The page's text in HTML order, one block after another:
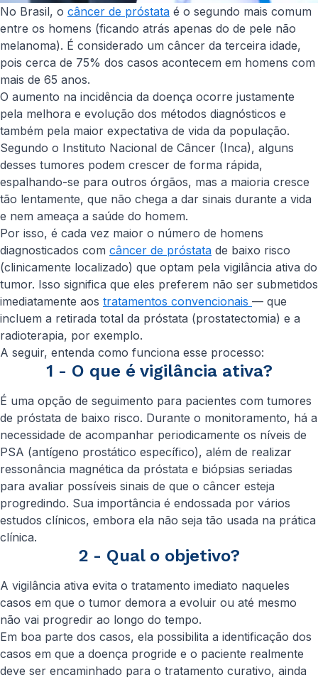
No Brasil, o câncer de próstata é o segundo mais comum
entre os homens (ficando atrás apenas do de pele não
melanoma). É considerado um câncer da terceira idade,
pois cerca de 75% dos casos acontecem em homens com
mais de 65 anos.
O aumento na incidência da doença ocorre justamente
pela melhora e evolução dos métodos diagnósticos e
também pela maior expectativa de vida da população.
Segundo o Instituto Nacional de Câncer (Inca), alguns
desses tumores podem crescer de forma rápida,
espalhando-se para outros órgãos, mas a maioria cresce
tão lentamente, que não chega a dar sinais durante a vida
e nem ameaça a saúde do homem.
Por isso, é cada vez maior o número de homens
diagnosticados com câncer de próstata de baixo risco
(clinicamente localizado) que optam pela vigilância ativa do
tumor. Isso significa que eles preferem não ser submetidos
imediatamente aos tratamentos convencionais — que
incluem a retirada total da próstata (prostatectomia) e a
radioterapia, por exemplo.
A seguir, entenda como funciona esse processo:
1 - O que é vigilância ativa?
É uma opção de seguimento para pacientes com tumores
de próstata de baixo risco. Durante o monitoramento, há a
necessidade de acompanhar periodicamente os níveis de
PSA (antígeno prostático específico), além de realizar
ressonância magnética da próstata e biópsias seriadas
para avaliar possíveis sinais de que o câncer esteja
progredindo. Sua importância é endossada por vários
estudos clínicos, embora ela não seja tão usada na prática
clínica.
2 - Qual o objetivo?
A vigilância ativa evita o tratamento imediato naqueles
casos em que o tumor demora a evoluir ou até mesmo
não vai progredir ao longo do tempo.
Em boa parte dos casos, ela possibilita a identificação dos
casos em que a doença progride e o paciente realmente
deve ser encaminhado para o tratamento curativo, ainda